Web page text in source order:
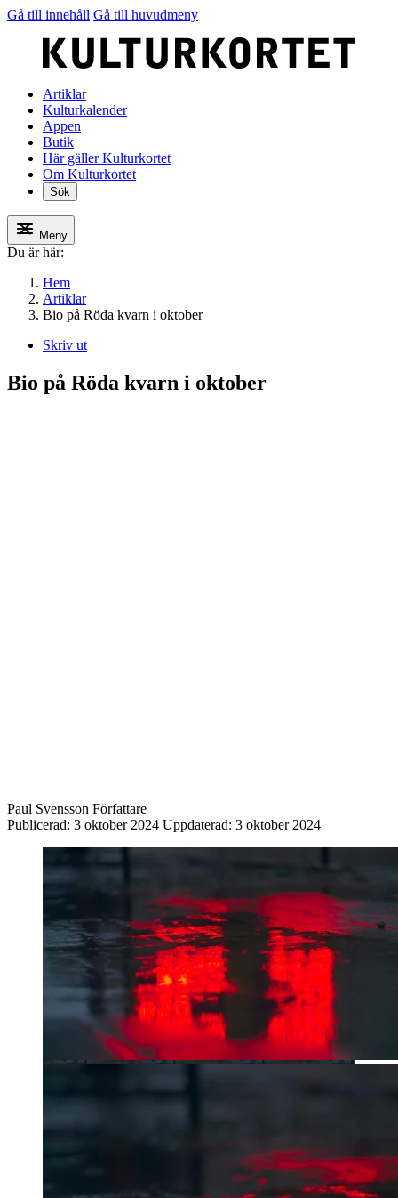
Gå till innehåll Gå till huvudmeny
Artiklar
Kulturkalender
Appen
Butik
Här gäller Kulturkortet
Om Kulturkortet
Sök
Meny
Du är här:
Hem
Artiklar
Bio på Röda kvarn i oktober
Skriv ut
Bio på Röda kvarn i oktober
Paul Svensson Författare
Publicerad: 3 oktober 2024 Uppdaterad: 3 oktober 2024